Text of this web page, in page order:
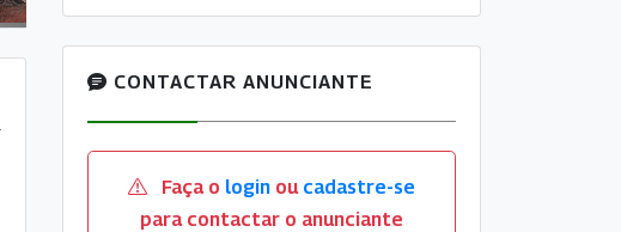
CONTACTAR ANUNCIANTE
Faça o login ou cadastre-se
para contactar o anunciante